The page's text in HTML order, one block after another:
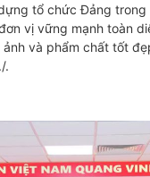
tổ chức Đảng trong
vị vững mạnh toàn
và phẩm chất tốt
.